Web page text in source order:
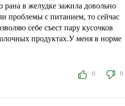
рана в желудке зажила довольно
проблемы с питанием, то сейчас
себе съест пару кусочков
продуктах.У меня в норме
0 0